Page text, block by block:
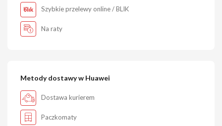
Szybkie przelewy online / BLIK
Na raty
Metody dostawy w Huawei
Dostawa kurierem
Paczkomaty